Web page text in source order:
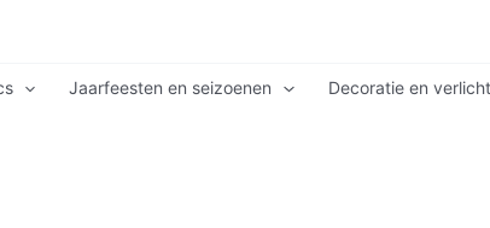
Jaarfeesten en seizoenen Decoratie en